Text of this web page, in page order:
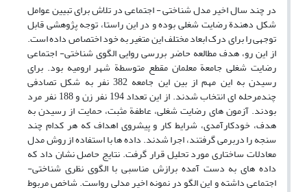
در چند سال اخیر مدل شناختی - اجتماعی در تلاش برای تبیین عوامل
شکل دهندة رضایت شغلی بوده و در این راستا، توجه پژوهشی قابل
توجهی را برای درک ابعاد مختلف این متغیر به خود اختصاص داده است.
از این رو، هدف مطالعه حاضر بررسی روایی الگوی شناختی- اجتماعی
رضایت شغلی جامعة معلمان مقطع متوسطة شهر ارومیه بود. برای
رسیدن به این مهم از بین این جامعه 382 نفر به شکل تصادفی
چندمرحله ای انتخاب شدند. از این تعداد 194 نفر زن و 188 نفر مرد
بودند. آزمون های رضایت شغلی، عاطفة مثبت، حمایت از رسیدن به
هدف، خودکارآمدی، شرایط کار و پیشروی اهداف که هر کدام چند
سنجه را دربرمی گرفتند، اجرا شدند. داده ها با استفاده از روش مدل
معادلات ساختاری مورد تحلیل قرار گرفت. نتایج حاصل نشان داد که
داده های به دست آمده برازش مناسبی با الگوی نظری شناختی-
اجتماعی داشته و این الگو در نمونه اخیر مدلی رواست. شاخص مربوط